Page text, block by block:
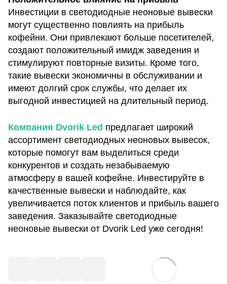
Инвестиции в светодиодные неоновые вывески
могут существенно повлиять на прибыль
кофейни. Они привлекают больше посетителей,
создают положительный имидж заведения и
стимулируют повторные визиты. Кроме того,
такие вывески экономичны в обслуживании и
имеют долгий срок службы, что делает их
выгодной инвестицией на длительный период.
Компания Dvorik Led предлагает широкий
ассортимент светодиодных неоновых вывесок,
которые помогут вам выделиться среди
конкурентов и создать незабываемую
атмосферу в вашей кофейне. Инвестируйте в
качественные вывески и наблюдайте, как
увеличивается поток клиентов и прибыль вашего
заведения. Заказывайте светодиодные
неоновые вывески от Dvorik Led уже сегодня!